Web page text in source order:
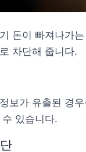
돈이 빠져나가
차단해 줍니다.
보가 유출된 경
있습니다.